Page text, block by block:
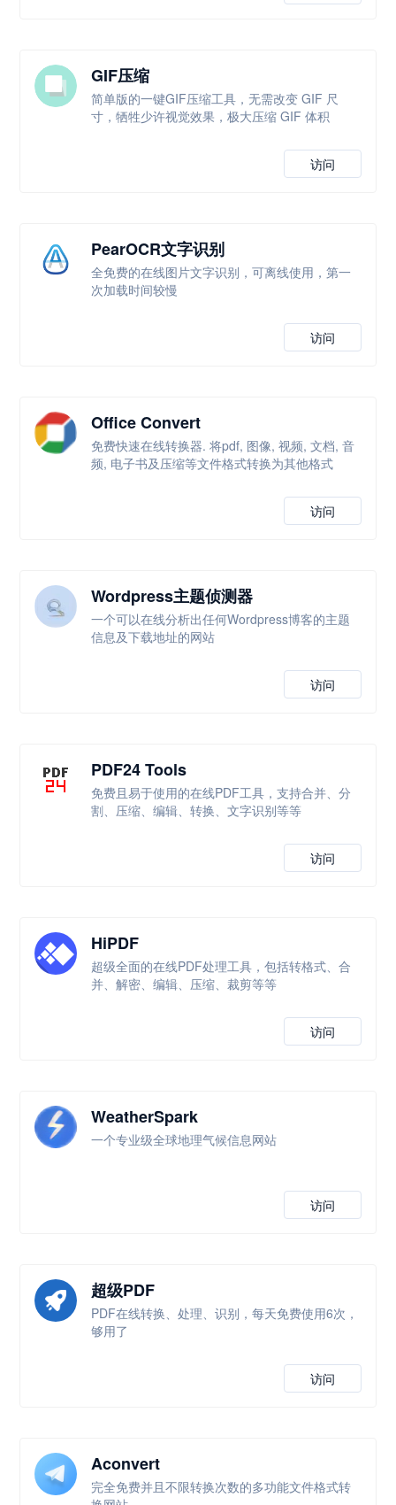
GIF压缩
简单版的一键GIF压缩工具，无需改变 GIF 尺
寸，牺牲少许视觉效果，极大压缩 GIF 体积
访问
PearOCR文字识别
全免费的在线图片文字识别，可离线使用，第一
次加载时间较慢
访问
Office Convert
免费快速在线转换器. 将pdf, 图像, 视频, 文档, 音
频, 电子书及压缩等文件格式转换为其他格式
访问
Wordpress主题侦测器
一个可以在线分析出任何Wordpress博客的主题
信息及下载地址的网站
访问
PDF24 Tools
免费且易于使用的在线PDF工具，支持合并、分
割、压缩、编辑、转换、文字识别等等
访问
HiPDF
超级全面的在线PDF处理工具，包括转格式、合
并、解密、编辑、压缩、裁剪等等
访问
WeatherSpark
一个专业级全球地理气候信息网站
访问
超级PDF
PDF在线转换、处理、识别，每天免费使用6次，
够用了
访问
Aconvert
完全免费并且不限转换次数的多功能文件格式转